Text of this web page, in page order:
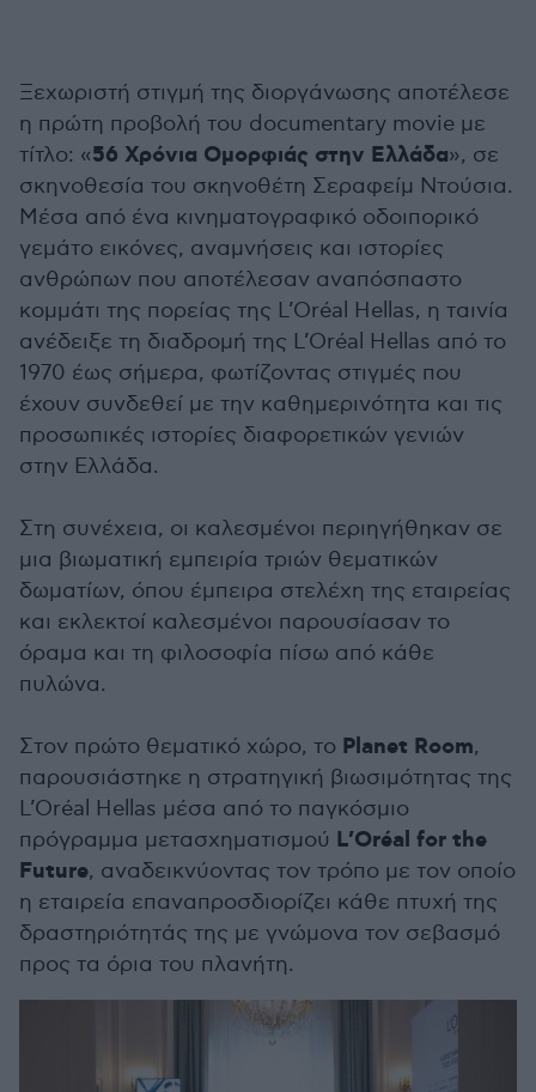
Ξεχωριστή στιγμή της διοργάνωσης αποτέλεσε
η πρώτη προβολή του documentary movie με
τίτλο: «56 Χρόνια Ομορφιάς στην Ελλάδα», σε
σκηνοθεσία του σκηνοθέτη Σεραφείμ Ντούσια.
Μέσα από ένα κινηματογραφικό οδοιπορικό
γεμάτο εικόνες, αναμνήσεις και ιστορίες
ανθρώπων που αποτέλεσαν αναπόσπαστο
κομμάτι της πορείας της L’Oréal Hellas, η ταινία
ανέδειξε τη διαδρομή της L’Oréal Hellas από το
1970 έως σήμερα, φωτίζοντας στιγμές που
έχουν συνδεθεί με την καθημερινότητα και τις
προσωπικές ιστορίες διαφορετικών γενιών
στην Ελλάδα.
Στη συνέχεια, οι καλεσμένοι περιηγήθηκαν σε
μια βιωματική εμπειρία τριών θεματικών
δωματίων, όπου έμπειρα στελέχη της εταιρείας
και εκλεκτοί καλεσμένοι παρουσίασαν το
όραμα και τη φιλοσοφία πίσω από κάθε
πυλώνα.
Στον πρώτο θεματικό χώρο, το Planet Room,
παρουσιάστηκε η στρατηγική βιωσιμότητας της
L’Oréal Hellas μέσα από το παγκόσμιο
πρόγραμμα μετασχηματισμού L’Oréal for the
Future, αναδεικνύοντας τον τρόπο με τον οποίο
η εταιρεία επαναπροσδιορίζει κάθε πτυχή της
δραστηριότητάς της με γνώμονα τον σεβασμό
προς τα όρια του πλανήτη.